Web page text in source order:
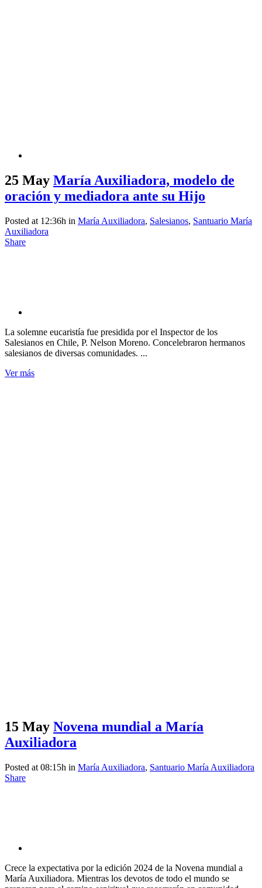
25 May María Auxiliadora, modelo de
oración y mediadora ante su Hijo
Posted at 12:36h in María Auxiliadora, Salesianos, Santuario María
Auxiliadora
Share
La solemne eucaristía fue presidida por el Inspector de los
Salesianos en Chile, P. Nelson Moreno. Concelebraron hermanos
salesianos de diversas comunidades. ...
Ver más
15 May Novena mundial a María
Auxiliadora
Posted at 08:15h in María Auxiliadora, Santuario María Auxiliadora
Share
Crece la expectativa por la edición 2024 de la Novena mundial a
María Auxiliadora. Mientras los devotos de todo el mundo se